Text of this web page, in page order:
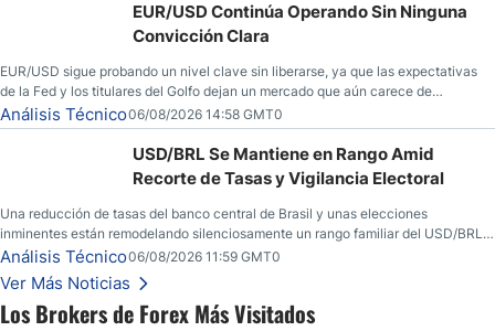
Los Brokers de Forex Más Visitados
EUR/USD Continúa Operando Sin Ninguna
Convicción Clara
EUR/USD sigue probando un nivel clave sin liberarse, ya que las expectativas
de la Fed y los titulares del Golfo dejan un mercado que aún carece de
convicción real.
Análisis Técnico06/08/2026 14:58 GMT0
USD/BRL Se Mantiene en Rango Amid
Recorte de Tasas y Vigilancia Electoral
Una reducción de tasas del banco central de Brasil y unas elecciones
inminentes están remodelando silenciosamente un rango familiar del USD/BRL.
Una reducción de tasas por parte del banco central de Brasil y unas elecciones
inminentes están remodelando silenciosamente un rango familiar del USD/BRL.
Esto es lo que los traders están observando a continuación.
Análisis Técnico06/08/2026 11:59 GMT0
Ver Más Noticias